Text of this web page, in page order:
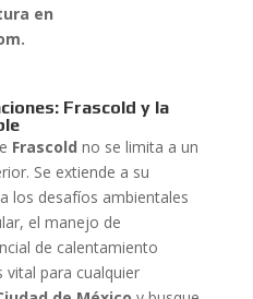
en
Frascold y la
Frascold no se limita a un
Se extiende a su
los desafíos ambientales
el manejo de
de calentamiento
vital para cualquier